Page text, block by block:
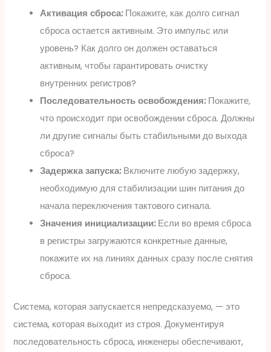
Активация сброса:Покажите, как долго сигнал
сброса остается активным. Это импульс или
уровень? Как долго он должен оставаться
активным, чтобы гарантировать очистку
внутренних регистров?
Последовательность освобождения:Покажите,
что происходит при освобождении сброса. Должны
ли другие сигналы быть стабильными до выхода
сброса?
Задержка запуска:Включите любую задержку,
необходимую для стабилизации шин питания до
начала переключения тактового сигнала.
Значения инициализации:Если во время сброса
в регистры загружаются конкретные данные,
покажите их на линиях данных сразу после снятия
сброса.
Система, которая запускается непредсказуемо, — это
система, которая выходит из строя. Документируя
последовательность сброса, инженеры обеспечивают,